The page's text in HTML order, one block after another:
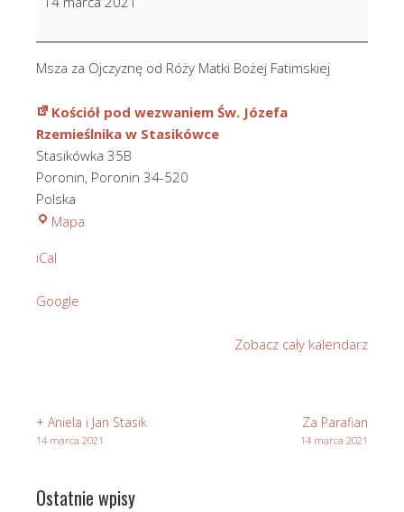
Msza za Ojczyznę od Róży Matki Bożej Fatimskiej
Kościół pod wezwaniem Św. Józefa
Rzemieślnika w Stasikówce
Stasikówka 35B
Poronin, Poronin 34-520
Polska
Mapa
iCal
Google
Zobacz cały kalendarz
+ Aniela i Jan Stasik
14 marca 2021
Za Parafian
14 marca 2021
Ostatnie wpisy